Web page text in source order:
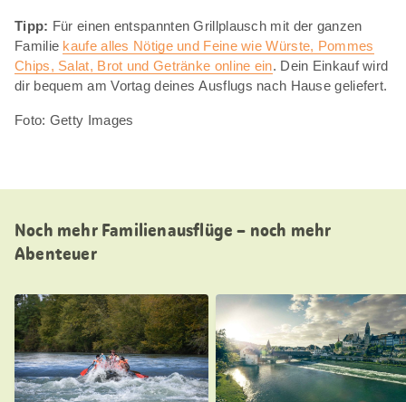
Tipp: Für einen entspannten Grillplausch mit der ganzen
Familie kaufe alles Nötige und Feine wie Würste, Pommes
Chips, Salat, Brot und Getränke online ein. Dein Einkauf wird
dir bequem am Vortag deines Ausflugs nach Hause geliefert.
Foto: Getty Images
Noch mehr Familienausflüge – noch mehr
Abenteuer